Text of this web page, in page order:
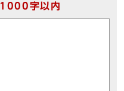
1000字以内